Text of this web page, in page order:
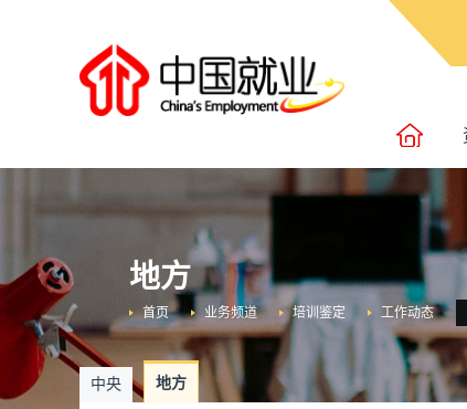
地方
工作动态
培训鉴定
业务频道
首页
中央 地方